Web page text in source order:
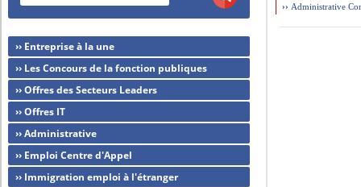
›› Administrative
›› Entreprise à la une
›› Les Concours de la fonction publiques
›› Offres des Secteurs Leaders
›› Offres IT
›› Administrative
›› Emploi Centre d'Appel
›› Immigration emploi à l'étranger